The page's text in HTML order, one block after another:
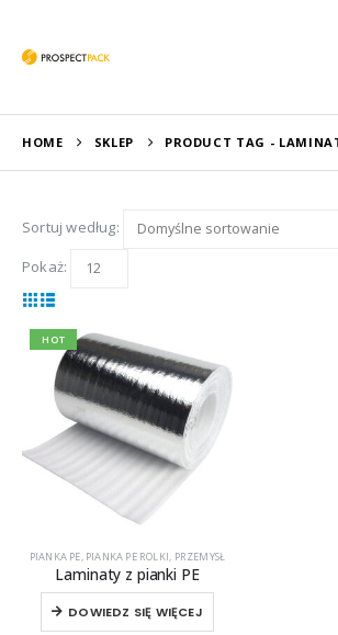
HOME SKLEP PRODUCT TAG -
Sortuj według:
Pokaż:
HOT
PIANKA PE, PIANKA PE ROLKI, PRZEMYSŁ
Laminaty z pianki PE
DOWIEDZ SIĘ WIĘCEJ